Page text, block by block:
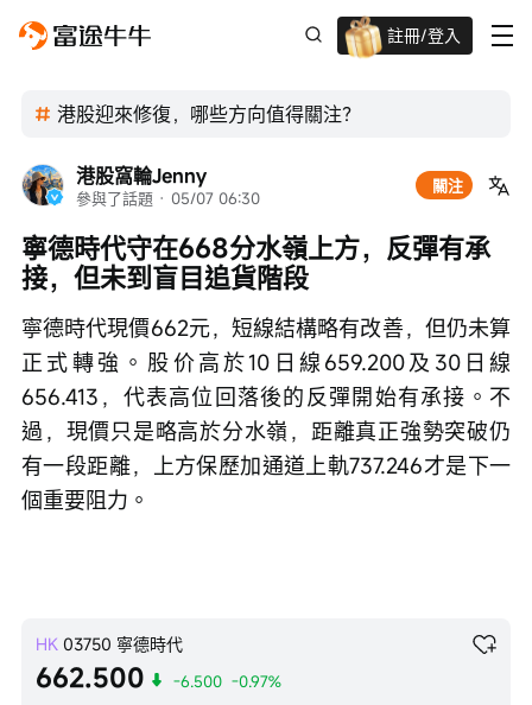
註冊/登入
港股迎來修復，哪些方向值得關注？
港股窩輪Jenny
參與了話題 · 05/07 06:30
關注
寧德時代守在668分水嶺上方，反彈有承
接，但未到盲目追貨階段
寧德時代現價662元，短線結構略有改善，但仍未算
正式轉強。股价高於10日線659.200及30日線
656.413，代表高位回落後的反彈開始有承接。不
過，現價只是略高於分水嶺，距離真正強勢突破仍
有一段距離，上方保歷加通道上軌737.246才是下一
個重要阻力。
HK 03750 寧德時代
662.500 -6.500 -0.97%